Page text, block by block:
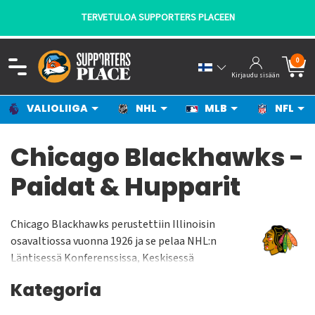
TERVETULOA SUPPORTERS PLACEEN
Kirjaudu sisään
0
VALIOLIIGA NHL MLB NFL
Chicago Blackhawks -
Paidat & Hupparit
Chicago Blackhawks perustettiin Illinoisin
osavaltiossa vuonna 1926 ja se pelaa NHL:n
Läntisessä Konferenssissa, Keskisessä
kotiottelunsa United Centerissä jonka
Kategoria